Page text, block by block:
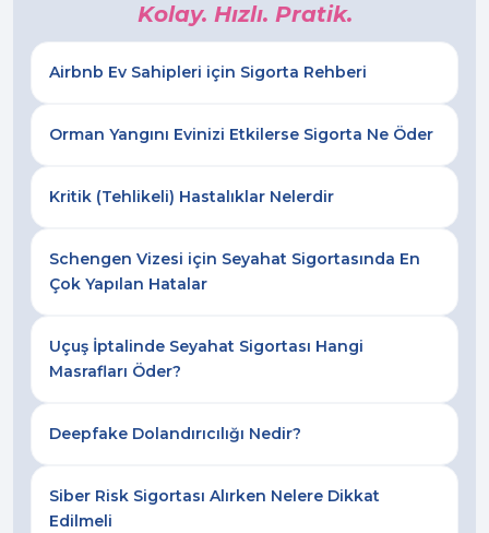
Kolay. Hızlı. Pratik.
Airbnb Ev Sahipleri için Sigorta Rehberi
Orman Yangını Evinizi Etkilerse Sigorta Ne Öder
Kritik (Tehlikeli) Hastalıklar Nelerdir
Schengen Vizesi için Seyahat Sigortasında En
Çok Yapılan Hatalar
Uçuş İptalinde Seyahat Sigortası Hangi
Masrafları Öder?
Deepfake Dolandırıcılığı Nedir?
Siber Risk Sigortası Alırken Nelere Dikkat
Edilmeli